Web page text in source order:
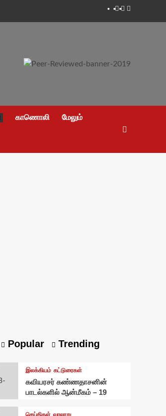
Facebook
Twitter
Youtube
காணொலி மேலும்
Popular Trending
இலக்கியம் கட்டுரைகள்
கவியரசர் கண்ணதாசனின்
பாடல்களில் ஆன்மீகம் – 19